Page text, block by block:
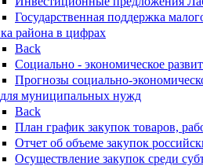
Государственная поддержка
района в цифрах
Back
Социально - экономическое
Прогнозы социально-
муниципальных нужд
Back
План график закупок товаров,
Отчет об объеме закупок
Осуществление закупок среди